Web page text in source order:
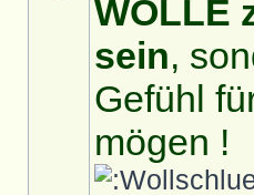
WOLLE
sein,
Gefühl
mögen !